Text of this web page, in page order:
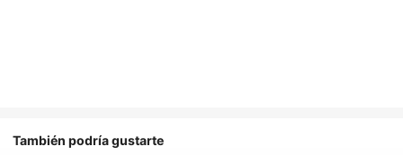
También podría gustarte